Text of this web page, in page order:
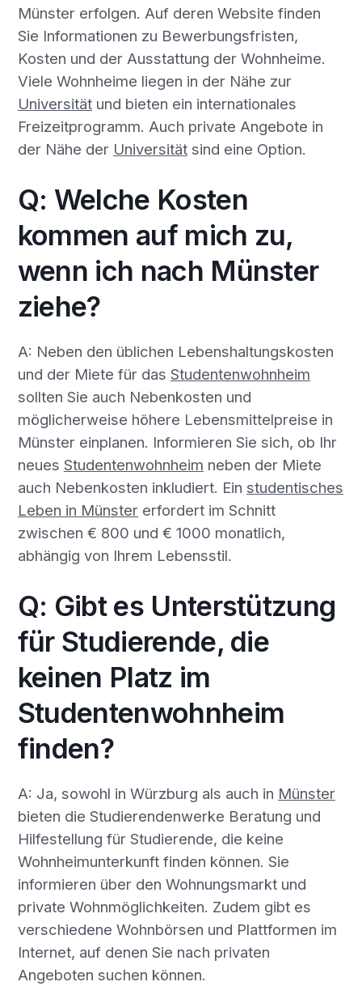
Münster erfolgen. Auf deren Website finden
Sie Informationen zu Bewerbungsfristen,
Kosten und der Ausstattung der Wohnheime.
Viele Wohnheime liegen in der Nähe zur
Universitätund bieten ein internationales
Freizeitprogramm. Auch private Angebote in
der Nähe der Universitätsind eine Option.
Q: Welche Kosten
kommen auf mich zu,
wenn ich nach Münster
ziehe?
A: Neben den üblichen Lebenshaltungskosten
und der Miete für das Studentenwohnheim
sollten Sie auch Nebenkosten und
möglicherweise höhere Lebensmittelpreise in
Münster einplanen. Informieren Sie sich, ob Ihr
neues Studentenwohnheim neben der Miete
auch Nebenkosten inkludiert. Ein studentisches
Leben in Münstererfordert im Schnitt
zwischen € 800 und € 1000 monatlich,
abhängig von Ihrem Lebensstil.
Q: Gibt es Unterstützung
für Studierende, die
keinen Platz im
Studentenwohnheim
finden?
A: Ja, sowohl in Würzburg als auch in Münster
bieten die Studierendenwerke Beratung und
Hilfestellung für Studierende, die keine
Wohnheimunterkunft finden können. Sie
informieren über den Wohnungsmarkt und
private Wohnmöglichkeiten. Zudem gibt es
verschiedene Wohnbörsen und Plattformen im
Internet, auf denen Sie nach privaten
Angeboten suchen können.